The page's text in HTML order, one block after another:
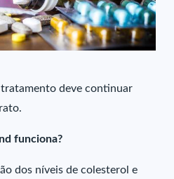
deve continuar
funciona?
dos níveis de colesterol e